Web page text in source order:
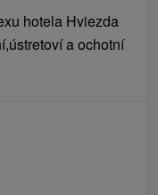
uzavřené
wellness
za poplatek.
hotela Hviezda
a ochotní